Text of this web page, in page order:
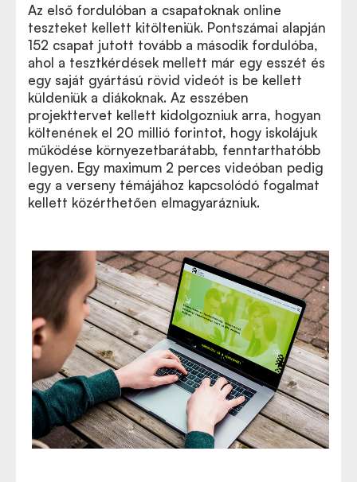
Az első fordulóban a csapatoknak online
teszteket kellett kitölteniük. Pontszámai alapján
152 csapat jutott tovább a második fordulóba,
ahol a tesztkérdések mellett már egy esszét és
egy saját gyártású rövid videót is be kellett
küldeniük a diákoknak. Az esszében
projekttervet kellett kidolgozniuk arra, hogyan
költenének el 20 millió forintot, hogy iskolájuk
működése környezetbarátabb, fenntarthatóbb
legyen. Egy maximum 2 perces videóban pedig
egy a verseny témájához kapcsolódó fogalmat
kellett közérthetően elmagyarázniuk.